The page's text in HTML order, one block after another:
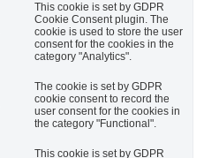
This cookie is set by GDPR
Cookie Consent plugin. The
cookie is used to store the user
consent for the cookies in the
category "Analytics".
The cookie is set by GDPR
cookie consent to record the
user consent for the cookies in
the category "Functional".
This cookie is set by GDPR